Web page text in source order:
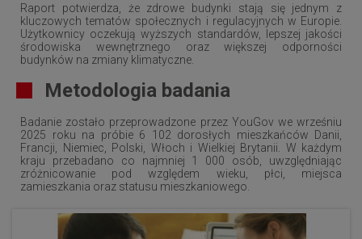
Raport potwierdza, że zdrowe budynki stają się jednym z
kluczowych tematów społecznych i regulacyjnych w Europie.
Użytkownicy oczekują wyższych standardów, lepszej jakości
środowiska wewnętrznego oraz większej odporności
budynków na zmiany klimatyczne.
Metodologia badania
Badanie zostało przeprowadzone przez YouGov we wrześniu
2025 roku na próbie 6 102 dorosłych mieszkańców Danii,
Francji, Niemiec, Polski, Włoch i Wielkiej Brytanii. W każdym
kraju przebadano co najmniej 1 000 osób, uwzględniając
zróżnicowanie pod względem wieku, płci, miejsca
zamieszkania oraz statusu mieszkaniowego.